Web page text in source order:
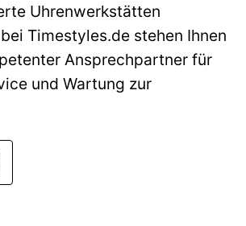
Uhrenwerkstätten
Timestyles.de stehen Ihnen
Ansprechpartner für
und Wartung zur